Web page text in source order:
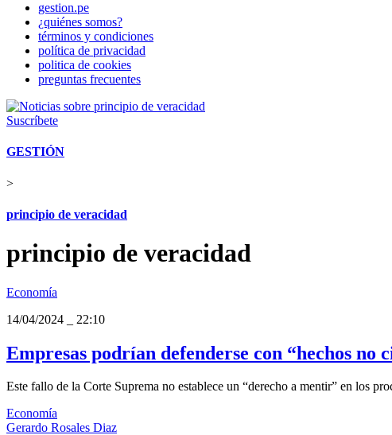
gestion.pe
¿quiénes somos?
términos y condiciones
política de privacidad
politica de cookies
preguntas frecuentes
Suscríbete
GESTIÓN
>
principio de veracidad
principio de veracidad
Economía
14/04/2024
22:10
Empresas podrían defenderse con “hechos no
Este fallo de la Corte Suprema no establece un “derecho a mentir” en los
Economía
Gerardo Rosales Diaz